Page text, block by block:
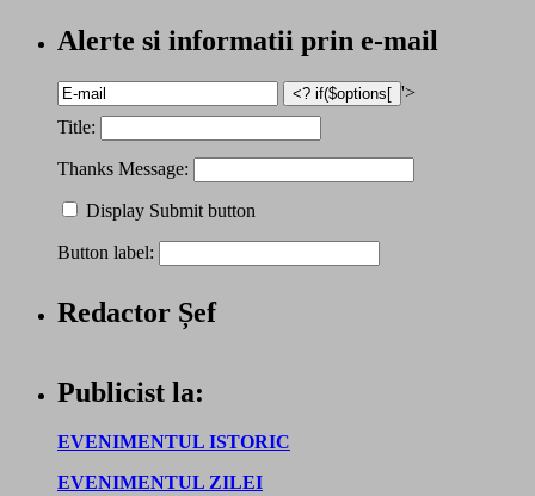
Alerte si informatii prin e-mail
'>
Title:
Thanks Message:
Display Submit button
Button label:
Redactor Șef
Publicist la:
EVENIMENTUL ISTORIC
EVENIMENTUL ZILEI